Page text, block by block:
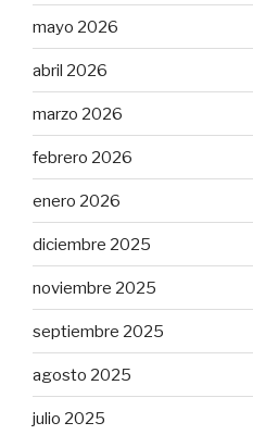
mayo 2026
abril 2026
marzo 2026
febrero 2026
enero 2026
diciembre 2025
noviembre 2025
septiembre 2025
agosto 2025
julio 2025